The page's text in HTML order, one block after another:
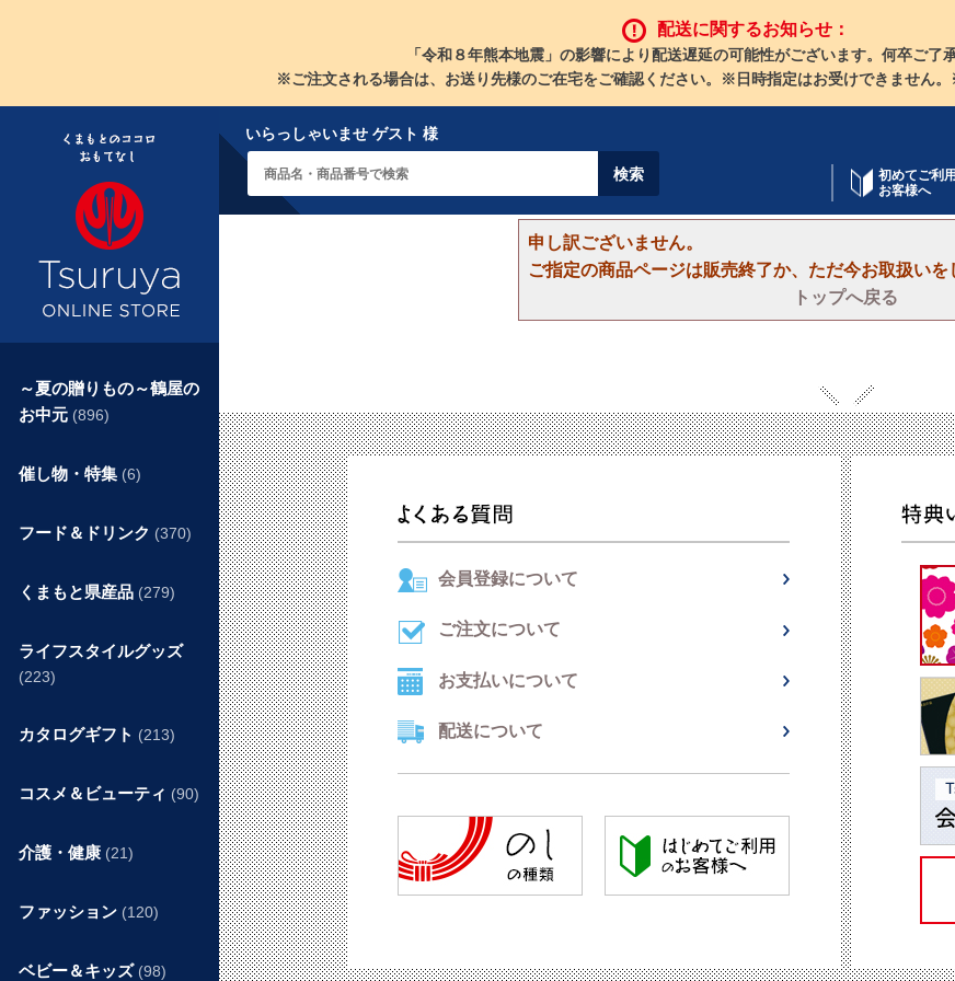
配送に関するお知らせ：
「令和８年熊本地震」の影響により配送遅延の可能性がございます。何卒ご了
※ご注文される場合は、お送り先様のご在宅をご確認ください。※日時指定はお受けできません。
いらっしゃいませ ゲスト 様
初めてご利
お客様へ
申し訳ございません。
ご指定の商品ページは販売終了か、ただ今お取扱いを
トップへ戻る
～夏の贈りもの～鶴屋の
お中元 (896)
催し物・特集 (6)
フード＆ドリンク (370)
くまもと県産品 (279)
ライフスタイルグッズ
(223)
カタログギフト (213)
コスメ＆ビューティ (90)
介護・健康 (21)
ファッション (120)
ベビー＆キッズ (98)
会員登録について
ご注文について
お支払いについて
配送について